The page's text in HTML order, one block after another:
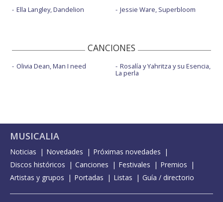
Ella Langley, Dandelion
Jessie Ware, Superbloom
CANCIONES
Olivia Dean, Man I need Rosalía y Yahritza y su Esencia,
La perla
MUSICALIA
Noticias Novedades
Próximas novedades
Discos históricos
Canciones Festivales
Premios
Artistas y grupos
Portadas Listas Guía / directorio